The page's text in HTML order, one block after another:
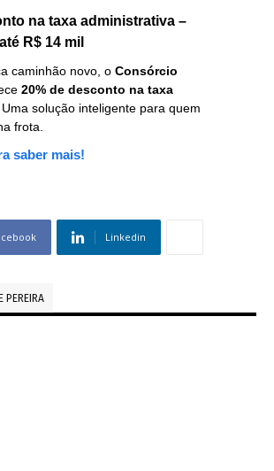
na taxa administrativa –
R$ 14 mil
caminhão novo, o Consórcio
20% de desconto na taxa
. Uma solução inteligente para quem
frota.
saber mais!
Linkedin
PEREIRA